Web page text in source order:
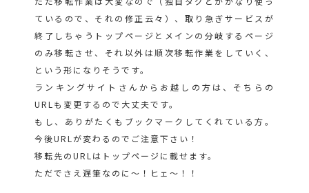
ているので、それの修正云々）、取り急ぎサービスが
終了しちゃうトップページとメインの分岐するページ
のみ移転させ、それ以外は順次移転作業をしていく、
という形になりそうです。
ランキングサイトさんからお越しの方は、そちらの
URLも変更するので大丈夫です。
もし、ありがたくもブックマークしてくれている方。
今後URLが変わるのでご注意下さい！
移転先のURLはトップページに載せます。
ただでさえ遅筆なのに～！ヒェ～！！